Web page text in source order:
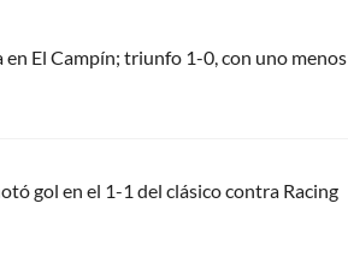
El Campín; triunfo 1-0, con uno menos
gol en el 1-1 del clásico contra Racing